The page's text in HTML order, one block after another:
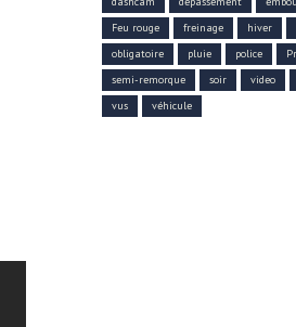
Feu rouge
freinage hiver
obligatoire
pluie police
semi-remorque
soir video
vus
véhicule